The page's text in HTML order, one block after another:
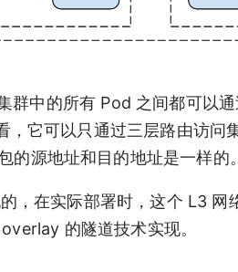
中的所有 Pod 之间都可以
，它可以只通过三层路由访
的源地址和目的地址是一样的。
，在实际部署时，这个 L3
的隧道技术实现。